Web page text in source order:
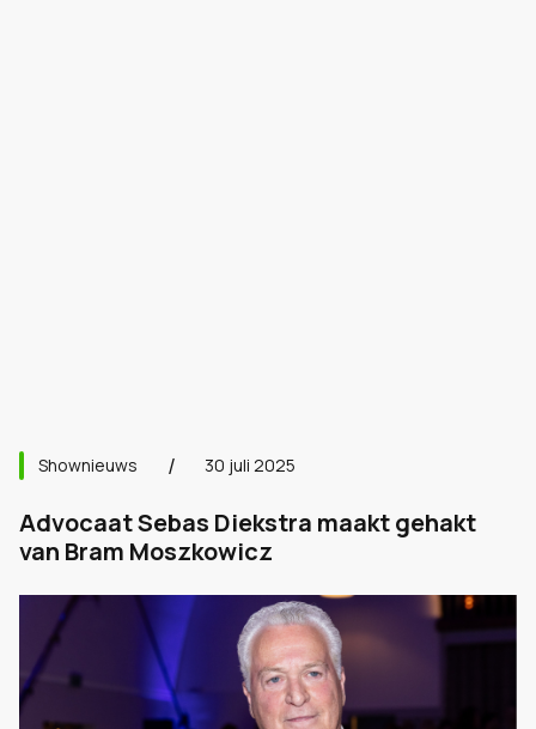
Shownieuws 30 juli 2025
Advocaat Sebas Diekstra maakt gehakt
van Bram Moszkowicz